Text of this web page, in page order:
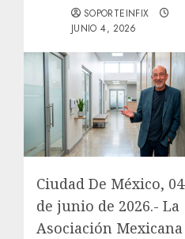
SOPORTEINFIX
JUNIO 4, 2026
Ciudad De México, 04
de junio de 2026.- La
Asociación Mexicana